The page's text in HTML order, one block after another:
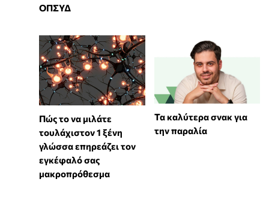
ΟΠΣΥΔ
⁠Πώς το να μιλάτε
τουλάχιστον 1 ξένη
γλώσσα επηρεάζει τον
εγκέφαλό σας
μακροπρόθεσμα
Τα καλύτερα σνακ για
την παραλία